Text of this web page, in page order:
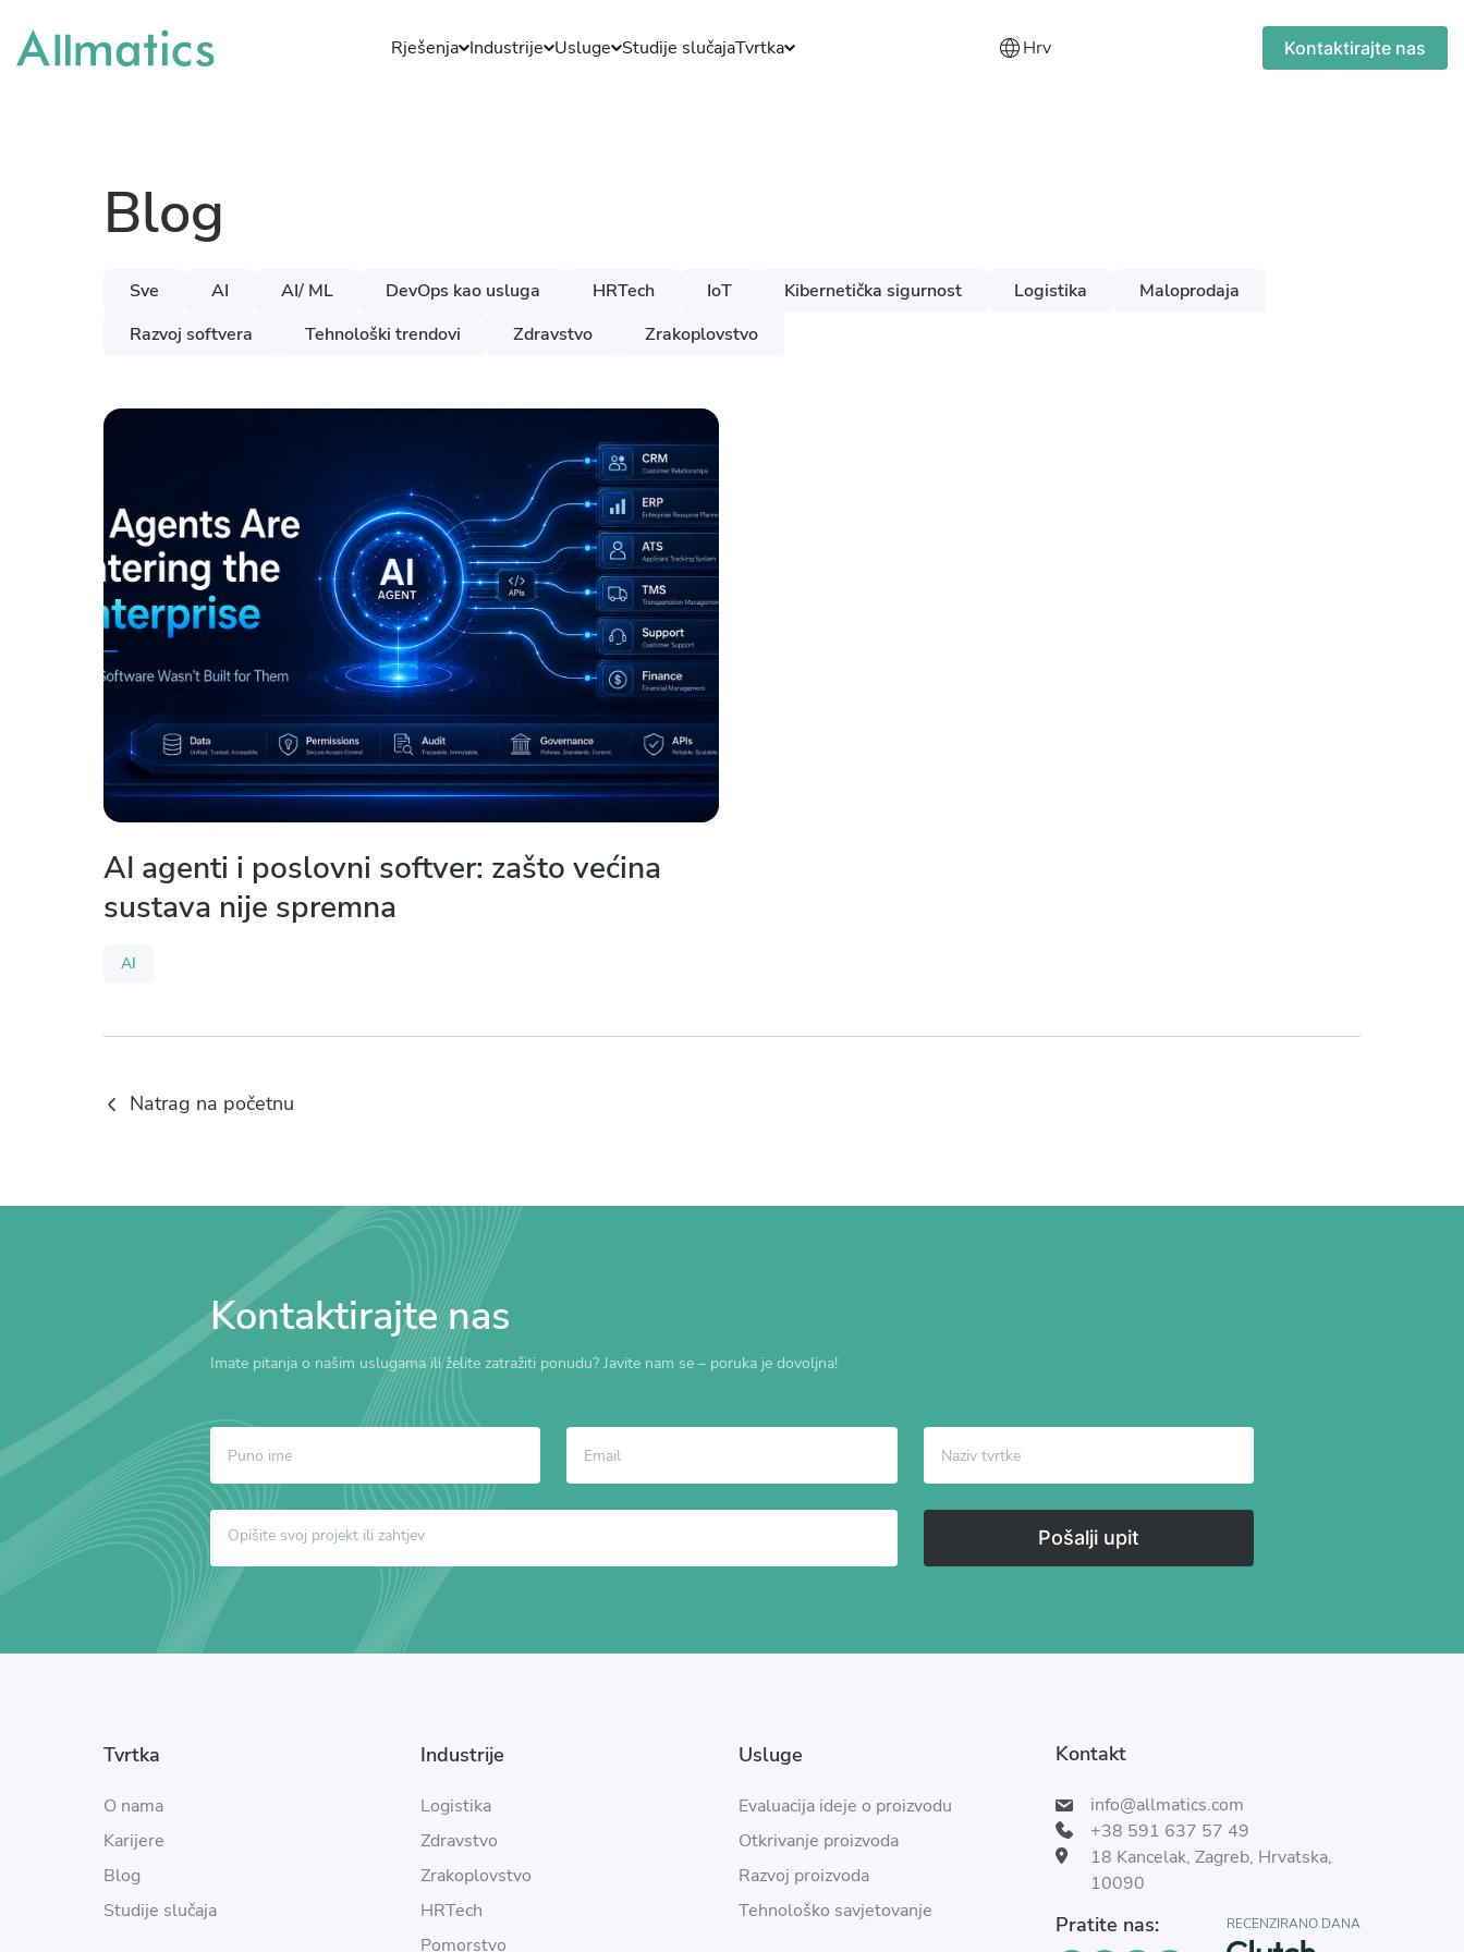
Rješenja Industrije Usluge Studije slučajaTvrtka Hrv Kontaktirajte nas
Blog
Sve AI AI/ ML DevOps kao usluga HRTech IoT Kibernetička sigurnost Logistika
Maloprodaja
Razvoj softvera
Tehnološki trendovi Zdravstvo Zrakoplovstvo
AI agenti i poslovni softver: zašto većina
sustava nije spremna
AI
Natrag na početnu
Kontaktirajte nas
Imate pitanja o našim uslugama ili želite zatražiti ponudu? Javite nam se – poruka je dovoljna!
Pošalji upit
Tvrtka
O nama
Karijere
Blog
Studije slučaja
Industrije
Logistika
Zdravstvo
Zrakoplovstvo
HRTech
Pomorstvo
Usluge
Evaluacija ideje o proizvodu
Otkrivanje proizvoda
Razvoj proizvoda
Tehnološko savjetovanje
Kontakt
info@allmatics.com
+38 591 637 57 49
18 Kancelak, Zagreb, Hrvatska,
10090
Pratite nas: RECENZIRANO DANA